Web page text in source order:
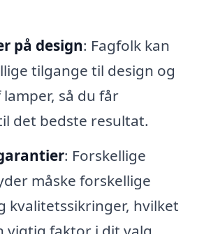
på design: Fagfolk kan
tilgange til design og
så du får
det bedste resultat.
: Forskellige
måske forskellige
kvalitetssikringer, hvilket